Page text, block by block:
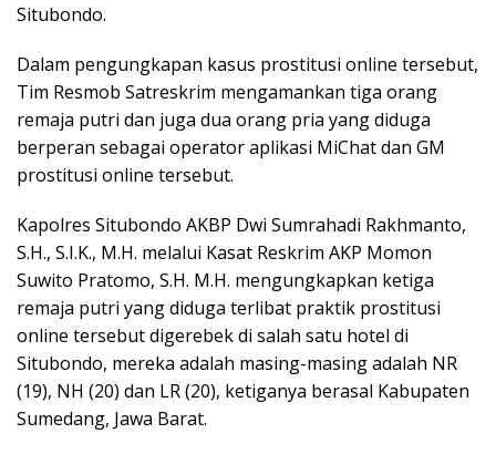
Situbondo.
Dalam pengungkapan kasus prostitusi online tersebut,
Tim Resmob Satreskrim mengamankan tiga orang
remaja putri dan juga dua orang pria yang diduga
berperan sebagai operator aplikasi MiChat dan GM
prostitusi online tersebut.
Kapolres Situbondo AKBP Dwi Sumrahadi Rakhmanto,
S.H., S.I.K., M.H. melalui Kasat Reskrim AKP Momon
Suwito Pratomo, S.H. M.H. mengungkapkan ketiga
remaja putri yang diduga terlibat praktik prostitusi
online tersebut digerebek di salah satu hotel di
Situbondo, mereka adalah masing-masing adalah NR
(19), NH (20) dan LR (20), ketiganya berasal Kabupaten
Sumedang, Jawa Barat.